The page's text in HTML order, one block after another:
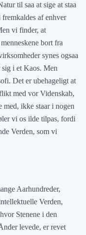
til saa at sige at staa
af enhver
vi finder, at
bort fra
synes ogsaa
sig i et Kaos. Men
Det er ubehageligt at
med vor Videnskab,
med, ikke staar i nogen
vi os ilde tilpas, fordi
Verden, som vi
Aarhundreder,
Verden,
Stenene i den
levede, er revet